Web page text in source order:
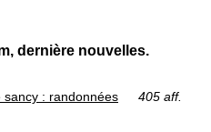
dernière nouvelles.
: randonnées
405 aff.